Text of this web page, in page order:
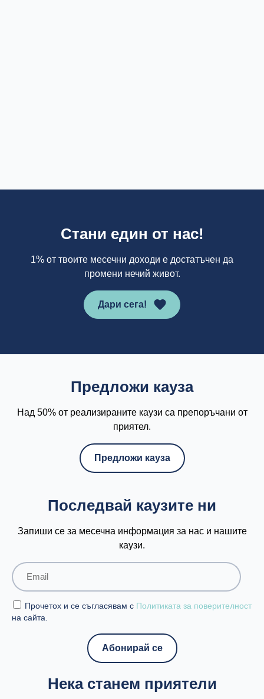
Стани един от нас!
1% от твоите месечни доходи е достатъчен да
промени нечий живот.
Дари сега!
Предложи кауза
Над 50% от реализираните каузи са препоръчани от
приятел.
Предложи кауза
Последвай каузите ни
Запиши се за месечна информация за нас и нашите
каузи.
Прочетох и се съгласявам с Политиката за поверителност
на сайта.
Нека станем приятели